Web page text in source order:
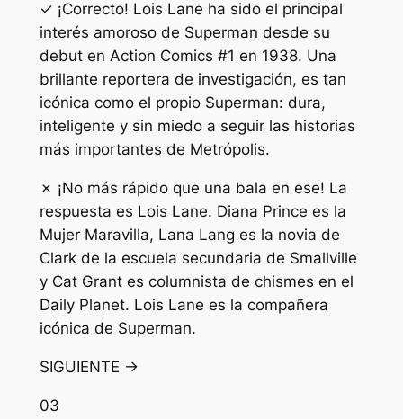
✓ ¡Correcto! Lois Lane ha sido el principal
interés amoroso de Superman desde su
debut en Action Comics #1 en 1938. Una
brillante reportera de investigación, es tan
icónica como el propio Superman: dura,
inteligente y sin miedo a seguir las historias
más importantes de Metrópolis.
✗ ¡No más rápido que una bala en ese! La
respuesta es Lois Lane. Diana Prince es la
Mujer Maravilla, Lana Lang es la novia de
Clark de la escuela secundaria de Smallville
y Cat Grant es columnista de chismes en el
Daily Planet. Lois Lane es la compañera
icónica de Superman.
SIGUIENTE →
03